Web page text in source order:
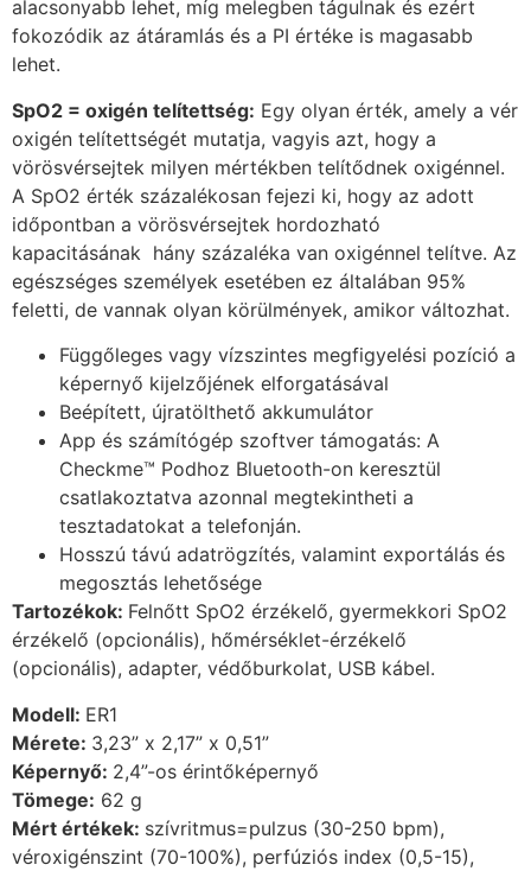
alacsonyabb lehet, míg melegben tágulnak és ezért
fokozódik az átáramlás és a PI értéke is magasabb
lehet.
SpO2 = oxigén telítettség: Egy olyan érték, amely a vér
oxigén telítettségét mutatja, vagyis azt, hogy a
vörösvérsejtek milyen mértékben telítődnek oxigénnel.
A SpO2 érték százalékosan fejezi ki, hogy az adott
időpontban a vörösvérsejtek hordozható
kapacitásának hány százaléka van oxigénnel telítve. Az
egészséges személyek esetében ez általában 95%
feletti, de vannak olyan körülmények, amikor változhat.
Függőleges vagy vízszintes megfigyelési pozíció a
képernyő kijelzőjének elforgatásával
Beépített, újratölthető akkumulátor
App és számítógép szoftver támogatás: A
Checkme™ Podhoz Bluetooth-on keresztül
csatlakoztatva azonnal megtekintheti a
tesztadatokat a telefonján.
Hosszú távú adatrögzítés, valamint exportálás és
megosztás lehetősége
Tartozékok: Felnőtt SpO2 érzékelő, gyermekkori SpO2
érzékelő (opcionális), hőmérséklet-érzékelő
(opcionális), adapter, védőburkolat, USB kábel.
Modell: ER1
Mérete: 3,23” x 2,17” x 0,51”
Képernyő: 2,4”-os érintőképernyő
Tömege: 62 g
Mért értékek: szívritmus=pulzus (30-250 bpm),
véroxigénszint (70-100%), perfúziós index (0,5-15),